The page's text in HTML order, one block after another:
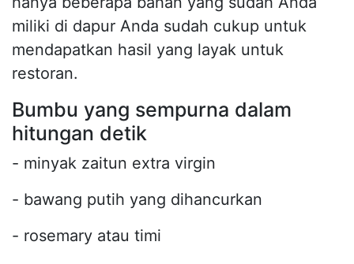
miliki di dapur Anda sudah cukup untuk
mendapatkan hasil yang layak untuk
restoran.
Bumbu yang sempurna dalam
hitungan detik
- minyak zaitun extra virgin
- bawang putih yang dihancurkan
- rosemary atau timi